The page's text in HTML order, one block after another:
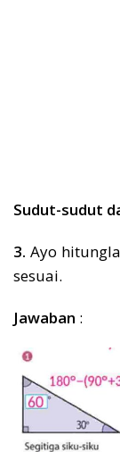
Sudut-sudut
3. Ayo
sesuai.
Jawaban :